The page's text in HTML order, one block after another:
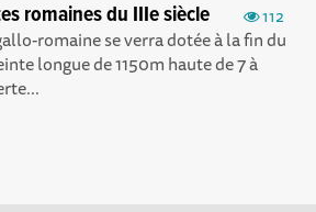
112
romaines du IIIe siècle
romaine se verra dotée à la fin du
longue de 1150m haute de 7 à